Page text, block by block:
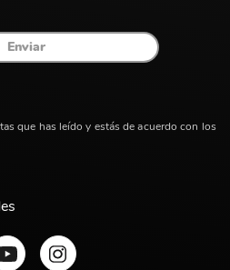
Enviar
que has leído y estás de acuerdo con los